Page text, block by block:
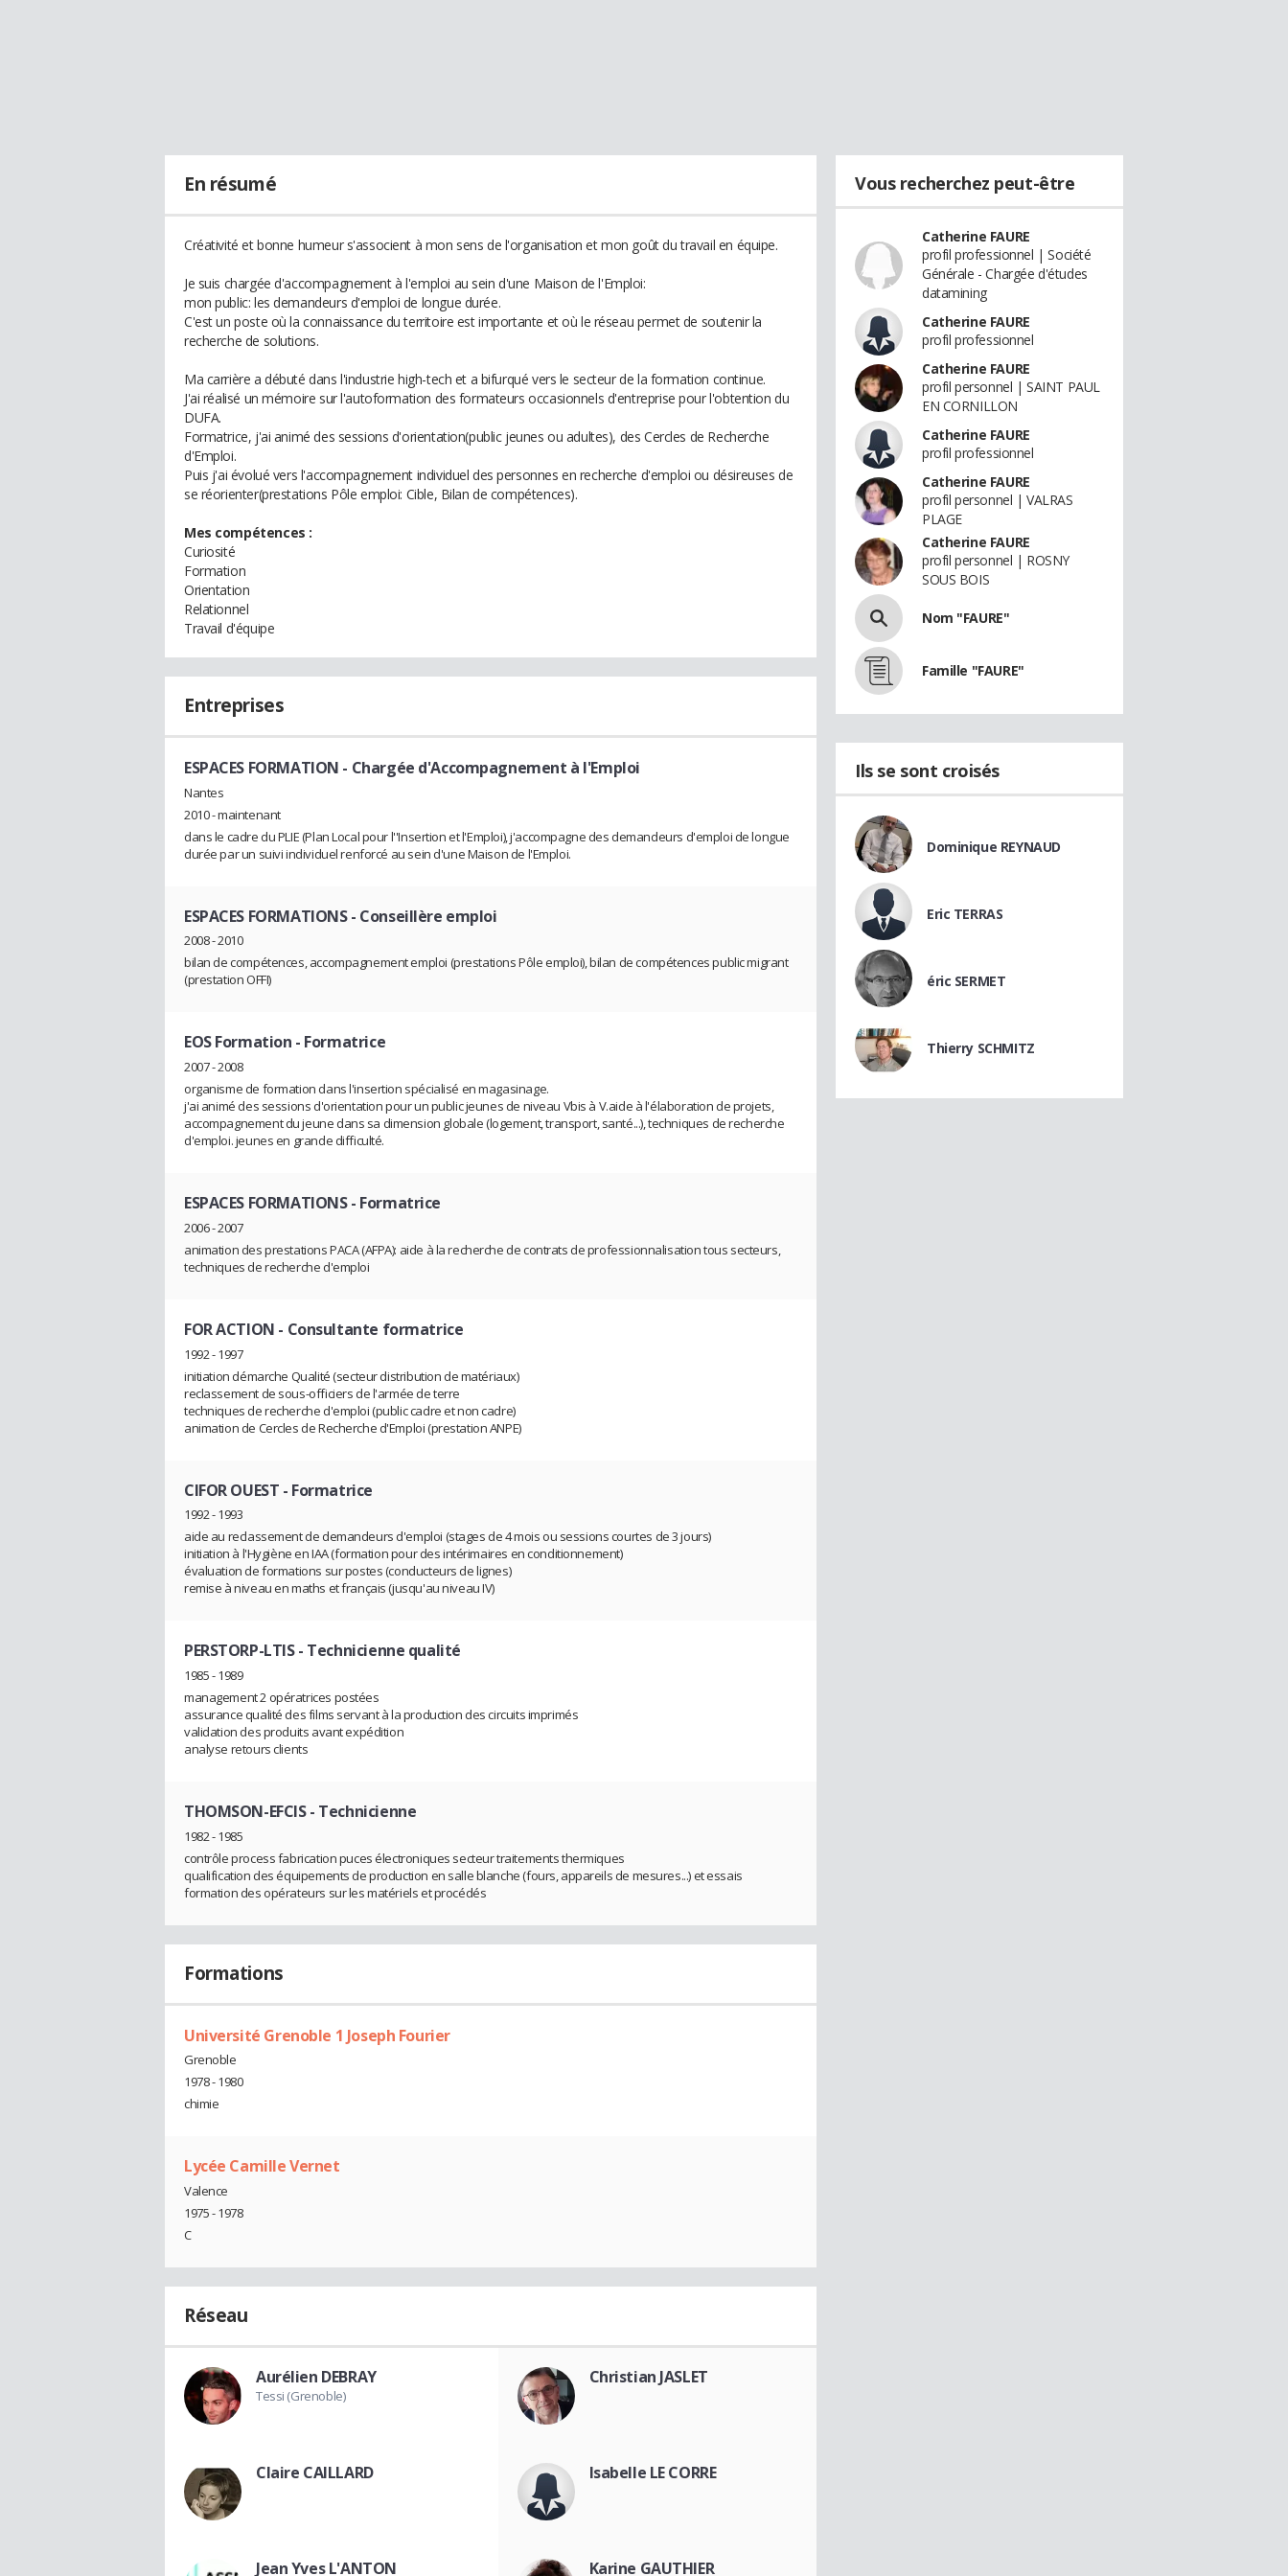
En résumé
Créativité et bonne humeur s'associent à mon sens de l'organisation et mon goût du travail en équipe.
Je suis chargée d'accompagnement à l'emploi au sein d'une Maison de l'Emploi:
mon public: les demandeurs d'emploi de longue durée.
C'est un poste où la connaissance du territoire est importante et où le réseau permet de soutenir la
recherche de solutions.
Ma carrière a débuté dans l'industrie high-tech et a bifurqué vers le secteur de la formation continue.
J'ai réalisé un mémoire sur l'autoformation des formateurs occasionnels d'entreprise pour l'obtention du
DUFA.
Formatrice, j'ai animé des sessions d'orientation(public jeunes ou adultes), des Cercles de Recherche
d'Emploi.
Puis j'ai évolué vers l'accompagnement individuel des personnes en recherche d'emploi ou désireuses de
se réorienter(prestations Pôle emploi: Cible, Bilan de compétences).
Mes compétences :
Curiosité
Formation
Orientation
Relationnel
Travail d'équipe
Entreprises
ESPACES FORMATION - Chargée d'Accompagnement à l'Emploi
Nantes
2010 - maintenant
dans le cadre du PLIE (Plan Local pour l''Insertion et l'Emploi), j'accompagne des demandeurs d'emploi de longue
durée par un suivi individuel renforcé au sein d'une Maison de l'Emploi.
ESPACES FORMATIONS- Conseillère emploi
2008 - 2010
bilan de compétences, accompagnement emploi (prestations Pôle emploi), bilan de compétences public migrant
(prestation OFFI)
EOS Formation - Formatrice
2007 - 2008
organisme de formation dans l'insertion spécialisé en magasinage.
j'ai animé des sessions d'orientation pour un public jeunes de niveau Vbis à V.aide à l'élaboration de projets,
accompagnement du jeune dans sa dimension globale (logement, transport, santé...), techniques de recherche
d'emploi. jeunes en grande difficulté.
ESPACES FORMATIONS- Formatrice
2006 - 2007
animation des prestations PACA (AFPA): aide à la recherche de contrats de professionnalisation tous secteurs,
techniques de recherche d'emploi
FOR ACTION - Consultante formatrice
1992 - 1997
initiation démarche Qualité (secteur distribution de matériaux)
reclassement de sous-officiers de l'armée de terre
techniques de recherche d'emploi (public cadre et non cadre)
animation de Cercles de Recherche d'Emploi (prestation ANPE)
CIFOR OUEST - Formatrice
1992 - 1993
aide au reclassement de demandeurs d'emploi (stages de 4 mois ou sessions courtes de 3 jours)
initiation à l'Hygiène en IAA (formation pour des intérimaires en conditionnement)
évaluation de formations sur postes (conducteurs de lignes)
remise à niveau en maths et français (jusqu'au niveau IV)
PERSTORP-LTIS- Technicienne qualité
1985 - 1989
management 2 opératrices postées
assurance qualité des films servant à la production des circuits imprimés
validation des produits avant expédition
analyse retours clients
THOMSON-EFCIS- Technicienne
1982 - 1985
contrôle process fabrication puces électroniques secteur traitements thermiques
qualification des équipements de production en salle blanche (fours, appareils de mesures...) et essais
formation des opérateurs sur les matériels et procédés
Formations
Université Grenoble 1 Joseph Fourier
Grenoble
1978 - 1980
chimie
Lycée Camille Vernet
Valence
1975 - 1978
C
Réseau
Aurélien DEBRAY
Tessi (Grenoble)
Christian JASLET
Claire CAILLARD Isabelle LE CORRE
Jean Yves L'ANTON Karine GAUTHIER
Vous recherchez peut-être
Catherine FAURE
profil professionnel | Société
Générale - Chargée d'études
datamining
Catherine FAURE
profil professionnel
Catherine FAURE
profil personnel | SAINT PAUL
EN CORNILLON
Catherine FAURE
profil professionnel
Catherine FAURE
profil personnel | VALRAS
PLAGE
Catherine FAURE
profil personnel | ROSNY
SOUS BOIS
Nom "FAURE"
Famille "FAURE"
Ils se sont croisés
Dominique REYNAUD
Eric TERRAS
éric SERMET
Thierry SCHMITZ